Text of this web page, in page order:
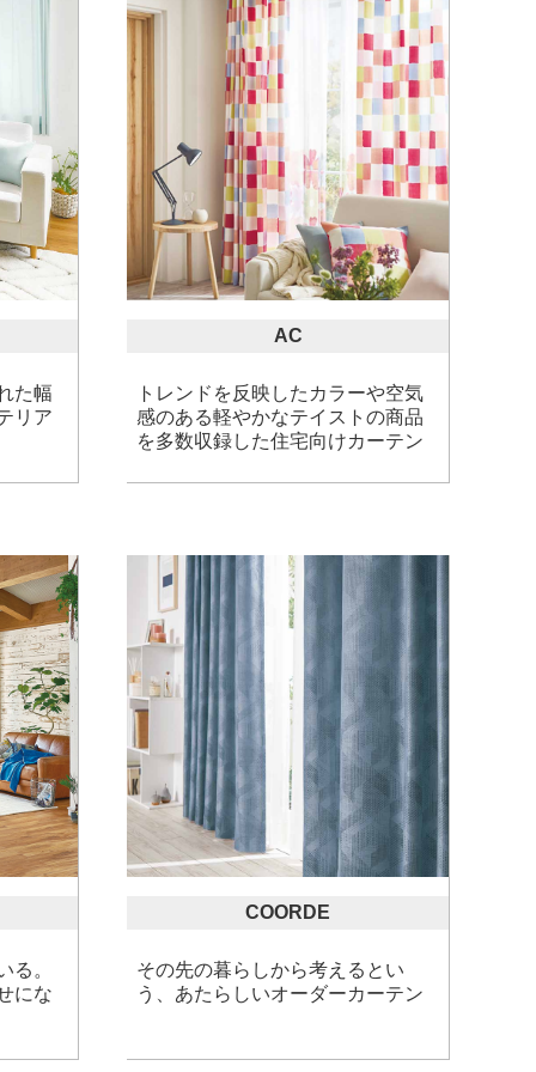
た幅
リア
AC
トレンドを反映したカラーや空気
感のある軽やかなテイストの商品
を多数収録した住宅向けカーテン
る。
にな
COORDE
その先の暮らしから考えるとい
う、あたらしいオーダーカーテン